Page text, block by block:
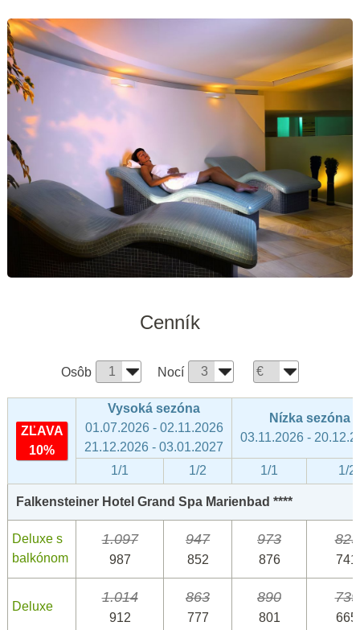
Cenník
Osôb Nocí
ZĽAVA
10%
Vysoká sezóna
01.07.2026 - 02.11.2026
21.12.2026 - 03.01.2027
Nízka sezóna
03.11.2026 -
1/1 1/2 1/1 1/2
Falkensteiner Hotel Grand Spa Marienbad ****
Deluxe s
balkónom
1.097
987
947
852
973
876
823
741
Deluxe
1.014
912
863
777
890
801
739
665